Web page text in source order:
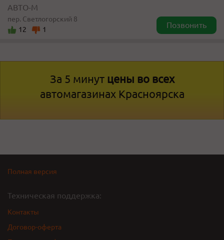
АВТО-М
пер. Светлогорский 8
12
1 Позвонить
За 5 минут цены во всех
автомагазинах Красноярска
Полная версия
Техническая поддержка:
Контакты
Договор-оферта